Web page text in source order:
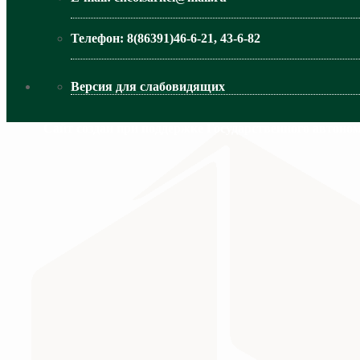
Телефон: 8(86391)46-6-21, 43-6-82
Версия для слабовидящих